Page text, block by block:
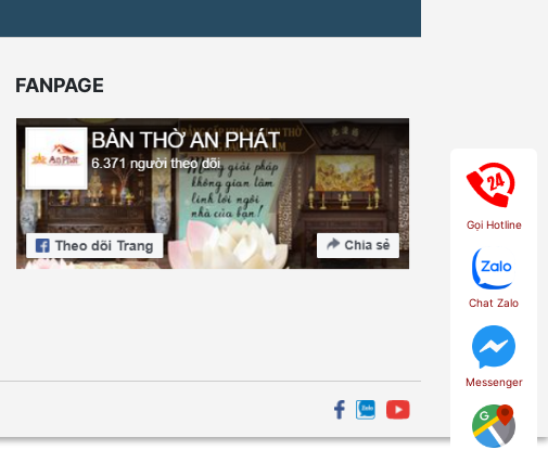
FANPAGE
Gọi Hotline
Chat Zalo
Messenger